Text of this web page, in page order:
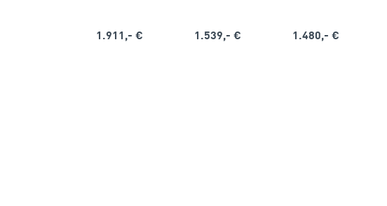
1.911,- € 1.539,- € 1.480,- €